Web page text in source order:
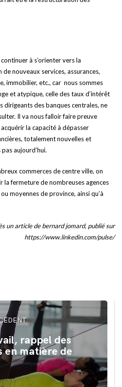
à s’orienter vers la
nouveaux services, assurances,
immobilier, etc., car nous sommes
et atypique, celle des taux d’intérêt
dirigeants des banques centrales, ne
Il va nous falloir faire preuve
la capacité à dépasser
totalement nouvelles et
aujourd’hui.
commerces de centre ville, on
fermeture de nombreuses agences
moyennes de province, ainsi qu’à
un article de bernard jomard, publié sur
https://www.linkedin.com/pulse/
rappel des
en matière de